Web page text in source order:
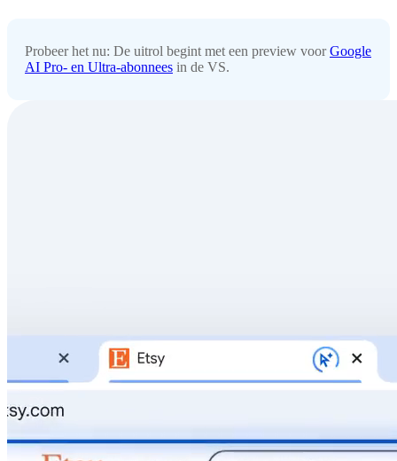
Probeer het nu: De uitrol begint met een preview voorGoogle
AI Pro- en Ultra-abonnees in de VS.